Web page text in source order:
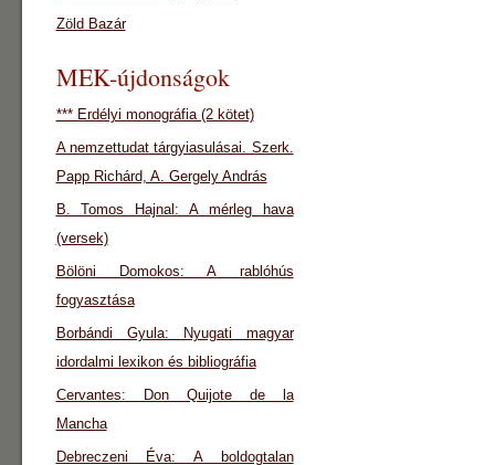
Zöld Bazár
MEK-újdonságok
*** Erdélyi monográfia (2 kötet)
A nemzettudat tárgyiasulásai. Szerk.
Papp Richárd, A. Gergely András
B. Tomos Hajnal: A mérleg hava
(versek)
Bölöni Domokos: A rablóhús
fogyasztása
Borbándi Gyula: Nyugati magyar
idordalmi lexikon és bibliográfia
Cervantes: Don Quijote de la
Mancha
Debreczeni Éva: A boldogtalan